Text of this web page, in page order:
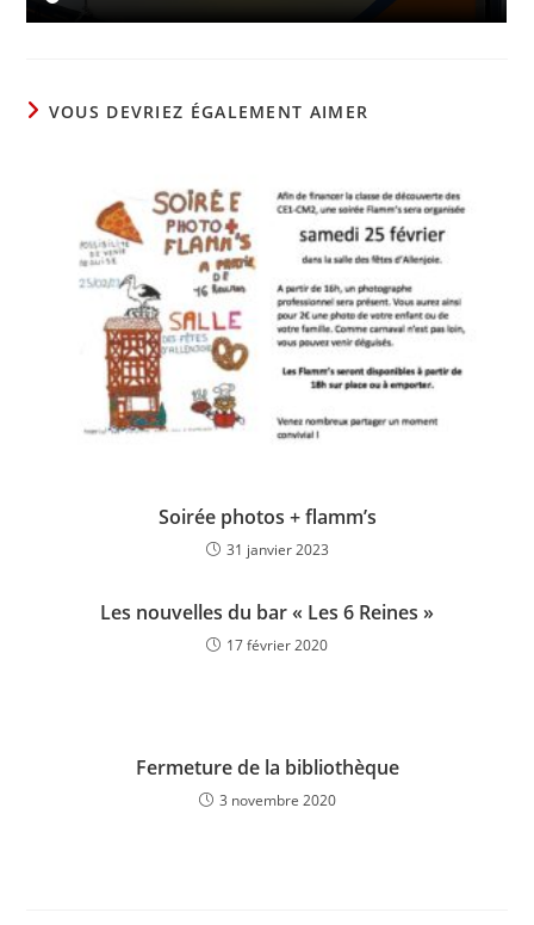
VOUS DEVRIEZ ÉGALEMENT AIMER
Soirée photos + flamm’s
31 janvier 2023
Les nouvelles du bar « Les 6 Reines »
17 février 2020
Fermeture de la bibliothèque
3 novembre 2020